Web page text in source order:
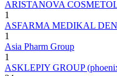
ARISTANOVA
1
ASFARMA MEDIKAL
1
Asia Pharm Group
1
ASKLEPIY GROUP